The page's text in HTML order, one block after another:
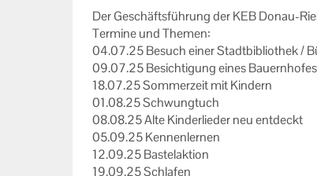
Der Ge­schäfts­füh­rung der KEB Donau-​
Ter­mi­ne und The­men:
04.07.25 Be­such einer Stadt­bi­blio­thek /
09.07.25 Be­sich­ti­gung eines Bau­ern­ho­fes
18.07.25 Som­mer­zeit mit Kin­dern
01.08.25 Schwung­tuch
08.08.25 Alte Kin­der­lie­der neu ent­deckt
05.09.25 Ken­nen­ler­nen
12.09.25 Bas­tel­ak­ti­on
19.09.25 Schla­fen